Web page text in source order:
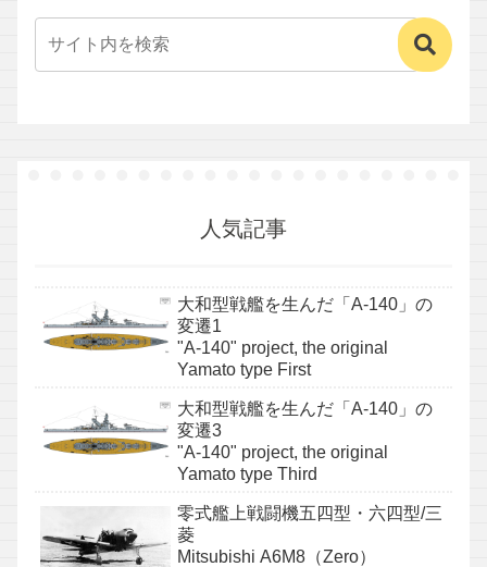
人気記事
大和型戦艦を生んだ「A-140」の
変遷1
"A-140" project, the original
Yamato type First
大和型戦艦を生んだ「A-140」の
変遷3
"A-140" project, the original
Yamato type Third
零式艦上戦闘機五四型・六四型/三
菱
Mitsubishi A6M8（Zero）